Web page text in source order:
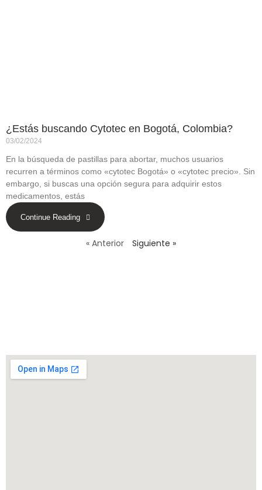
¿Estás buscando Cytotec en Bogotá, Colombia?
03/02/2024
En la búsqueda de pastillas para abortar, muchos usuarios
recurren a términos como «cytotec Bogotá» o «cytotec precio». Sin
embargo, si buscas una opción segura para adquirir estos
medicamentos, estás
Continue Reading
« Anterior Siguiente »